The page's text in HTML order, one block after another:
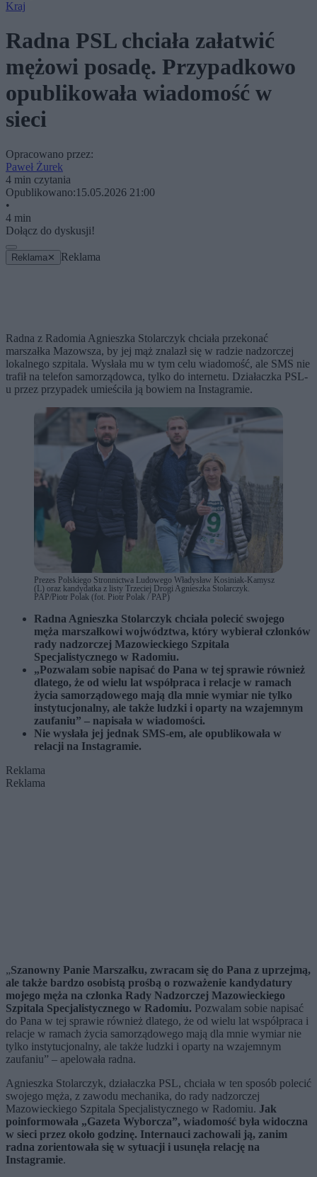
Kraj
Radna PSL chciała załatwić
mężowi posadę. Przypadkowo
opublikowała wiadomość w
sieci
Opracowano przez:
Paweł Żurek
4 min czytania
Opublikowano:15.05.2026 21:00
•
4 min
Dołącz do dyskusji!
Reklama ✕ Reklama
Radna z Radomia Agnieszka Stolarczyk chciała przekonać
marszałka Mazowsza, by jej mąż znalazł się w radzie nadzorczej
lokalnego szpitala. Wysłała mu w tym celu wiadomość, ale SMS nie
trafił na telefon samorządowca, tylko do internetu. Działaczka PSL-
u przez przypadek umieściła ją bowiem na Instagramie.
Prezes Polskiego Stronnictwa Ludowego Władysław Kosiniak-Kamysz
(L) oraz kandydatka z listy Trzeciej Drogi Agnieszka Stolarczyk.
PAP/Piotr Polak (fot. Piotr Polak / PAP)
Radna Agnieszka Stolarczyk chciała polecić swojego
męża marszałkowi wojwództwa, który wybierał członków
rady nadzorczej Mazowieckiego Szpitala
Specjalistycznego w Radomiu.
„Pozwalam sobie napisać do Pana w tej sprawie również
dlatego, że od wielu lat współpraca i relacje w ramach
życia samorządowego mają dla mnie wymiar nie tylko
instytucjonalny, ale także ludzki i oparty na wzajemnym
zaufaniu” – napisała w wiadomości.
Nie wysłała jej jednak SMS-em, ale opublikowała w
relacji na Instagramie.
Reklama
Reklama
„Szanowny Panie Marszałku, zwracam się do Pana z uprzejmą,
ale także bardzo osobistą prośbą o rozważenie kandydatury
mojego męża na członka Rady Nadzorczej Mazowieckiego
Szpitala Specjalistycznego w Radomiu. Pozwalam sobie napisać
do Pana w tej sprawie również dlatego, że od wielu lat współpraca i
relacje w ramach życia samorządowego mają dla mnie wymiar nie
tylko instytucjonalny, ale także ludzki i oparty na wzajemnym
zaufaniu” – apelowała radna.
Agnieszka Stolarczyk, działaczka PSL, chciała w ten sposób polecić
swojego męża, z zawodu mechanika, do rady nadzorczej
Mazowieckiego Szpitala Specjalistycznego w Radomiu. Jak
poinformowała „Gazeta Wyborcza”, wiadomość była widoczna
w sieci przez około godzinę. Internauci zachowali ją, zanim
radna zorientowała się w sytuacji i usunęła relację na
Instagramie.